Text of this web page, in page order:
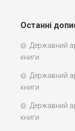
Останні
Державний
книги
Державний
книги
Державний
книги